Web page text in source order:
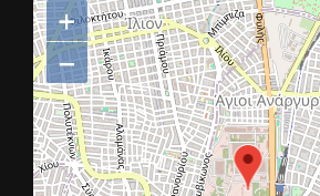
+
−